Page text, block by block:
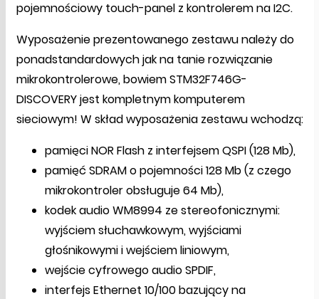
pojemnościowy touch-panel z kontrolerem na I2C.
Wyposażenie prezentowanego zestawu należy do
ponadstandardowych jak na tanie rozwiązanie
mikrokontrolerowe, bowiem STM32F746G-
DISCOVERY jest kompletnym komputerem
sieciowym! W skład wyposażenia zestawu wchodzą:
pamięci NOR Flash z interfejsem QSPI (128 Mb),
pamięć SDRAM o pojemności 128 Mb (z czego
mikrokontroler obsługuje 64 Mb),
kodek audio WM8994 ze stereofonicznymi:
wyjściem słuchawkowym, wyjściami
głośnikowymi i wejściem liniowym,
wejście cyfrowego audio SPDIF,
interfejs Ethernet 10/100 bazujący na